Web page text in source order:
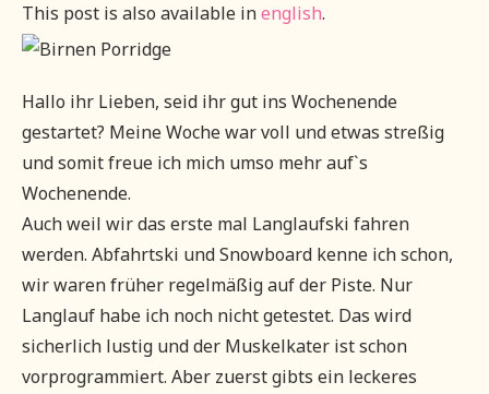
This post is also available inenglish.
Hallo ihr Lieben, seid ihr gut ins Wochenende
gestartet? Meine Woche war voll und etwas streßig
und somit freue ich mich umso mehr auf`s
Wochenende.
Auch weil wir das erste mal Langlaufski fahren
werden. Abfahrtski und Snowboard kenne ich schon,
wir waren früher regelmäßig auf der Piste. Nur
Langlauf habe ich noch nicht getestet. Das wird
sicherlich lustig und der Muskelkater ist schon
vorprogrammiert. Aber zuerst gibts ein leckeres